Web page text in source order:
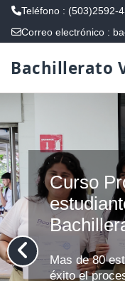
Teléfono : (503)2592-
Correo electrónico :
Bachillerato
Curso
Mas de 80
éxito el